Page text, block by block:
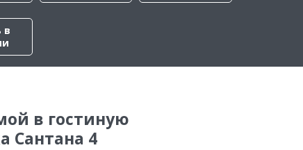
в
в гостиную
Сантана 4